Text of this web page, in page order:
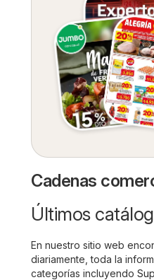
Cadenas
Últimos
En nuestro sitio web
diariamente, toda la
categorías incluyendo